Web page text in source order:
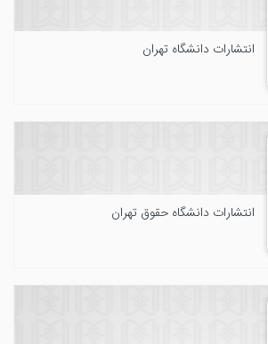
انتشارات دانشگاه تهران
انتشارات دانشگاه حقوق تهران